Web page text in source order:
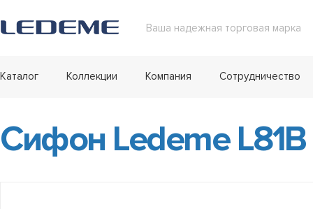
Ваша надежная торговая марка
Каталог Коллекции Компания Сотрудничество
Сифон Ledeme L81B